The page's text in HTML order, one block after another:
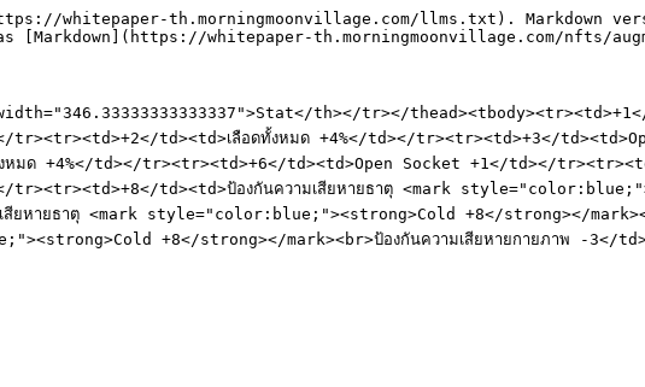
whitepaper-th.morningmoonvillage.com/llms.txt). Markdown
whitepaper-th.morningmoonvillage.com/nfts/
th></tr></thead><tbody><tr><td>+1</
td><td>เลือดทั้งหมด +4%</td></tr><tr><td>+3</
มด +4%</td></tr><tr><td>+6</td><td>Open Socket +1</td></
td><td>ป้องกันความเสียหายธาตุ <mark
สียหายธาตุ <mark style="color:blue;"><strong>Cold +8</strong></